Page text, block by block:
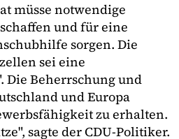
müsse notwendige
und für eine
sorgen. Die
sei eine
Die Beherrschung und
und Europa
zu erhalten.
sagte der CDU-Politiker.